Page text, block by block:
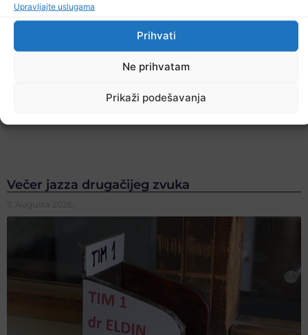
Upravljajte uslugama
Prihvati
Ne prihvatam
Prikaži podešavanja
Večer jazza drugačijeg zvuka
7. Augusta 2026.